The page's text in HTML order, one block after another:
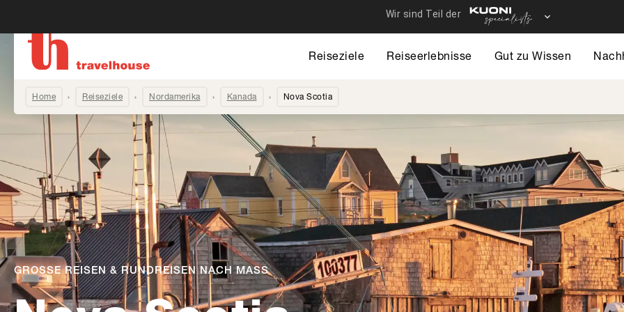
Reiseziele Reiseerlebnisse Gut zu Wissen
Home Reiseziele Nordamerika Kanada Nova Scotia
GROSSE REISEN & RUNDREISEN NACH MASS
-